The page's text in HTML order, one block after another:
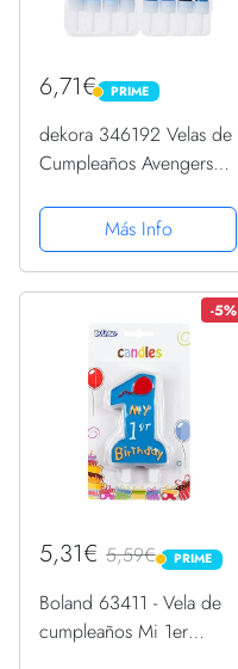
6,71€ PRIME
PRIME
dekora 346192 Velas de
Cumpleaños Avengers
8 pcs
Más Info
-5%
5,31€ 5,59€ PRIME
PRIME
Boland 63411 - Vela de
cumpleaños Mi 1er